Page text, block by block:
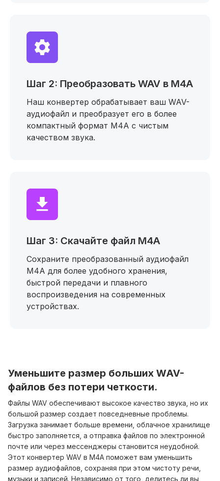
Шаг 2: Преобразовать WAV в M4A
Наш конвертер обрабатывает ваш WAV-
аудиофайл и преобразует его в более
компактный формат M4A с чистым
качеством звука.
Шаг 3: Скачайте файл M4A
Сохраните преобразованный аудиофайл
M4A для более удобного хранения,
быстрой передачи и плавного
воспроизведения на современных
устройствах.
Уменьшите размер больших WAV-
файлов без потери четкости.
Файлы WAV обеспечивают высокое качество звука, но их
большой размер создает повседневные проблемы.
Загрузка занимает больше времени, облачное хранилище
быстро заполняется, а отправка файлов по электронной
почте или через мессенджеры становится неудобной.
Этот конвертер WAV в M4A поможет вам уменьшить
размер аудиофайлов, сохраняя при этом чистоту речи,
музыки и записей. Независимо от того, делитесь ли вы